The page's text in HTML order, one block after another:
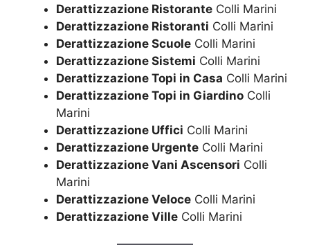
Derattizzazione Ristorante Colli Marini
Derattizzazione Ristoranti Colli Marini
Derattizzazione Scuole Colli Marini
Derattizzazione Sistemi Colli Marini
Derattizzazione Topi in Casa Colli Marini
Derattizzazione Topi in Giardino Colli
Marini
Derattizzazione Uffici Colli Marini
Derattizzazione Urgente Colli Marini
Derattizzazione Vani Ascensori Colli
Marini
Derattizzazione Veloce Colli Marini
Derattizzazione Ville Colli Marini